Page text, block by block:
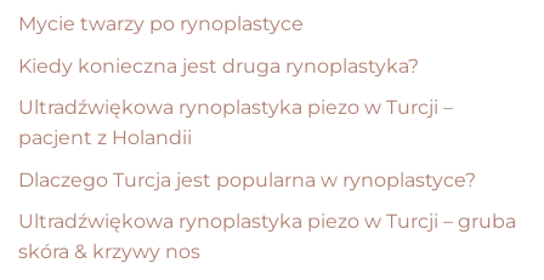
Mycie twarzy po rynoplastyce
Kiedy konieczna jest druga rynoplastyka?
Ultradźwiękowa rynoplastyka piezo w Turcji –
pacjent z Holandii
Dlaczego Turcja jest popularna w rynoplastyce?
Ultradźwiękowa rynoplastyka piezo w Turcji – gruba
skóra & krzywy nos